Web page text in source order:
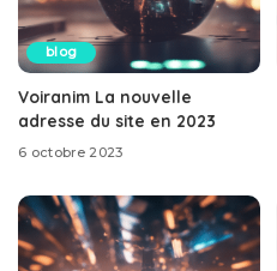
blog
Voiranim La nouvelle
adresse du site en 2023
6 octobre 2023